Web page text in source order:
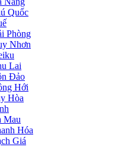
Quốc
Phòng
Nhơn
Lai
Đảo
Hới
Hòa
Mau
Hóa
Giá